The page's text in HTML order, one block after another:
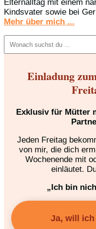
Elternalltag mit einem
Kindsvater sowie bei
Mehr über mich ...
nach:
Einladung
Exklusiv für Mütter
Jeden Freitag
von mir, die dich
Wochenende mit
einläutet.
„Ich bin
Ja, will ich